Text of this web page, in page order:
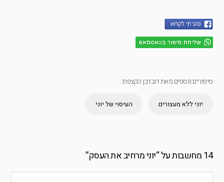
סיפורים נוספים מאת דובדבן הקצפת:
יוני ללא מעצורים העיסוי של יוני
14 מחשבות על “ יוני מרחיב את העסק”